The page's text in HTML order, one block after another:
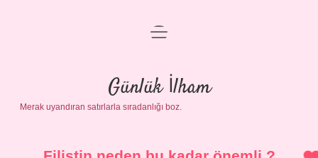
Anasayfa
Gizlilik Politikası
Yasal Uyarı
menüyü
Günlük İlham
Merak uyandıran satırlarla sıradanlığı boz.